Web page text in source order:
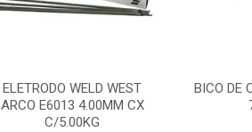
ELETRODO WELD WEST
ARCO E6013 4.00MM CX
C/5.00KG
BICO DE